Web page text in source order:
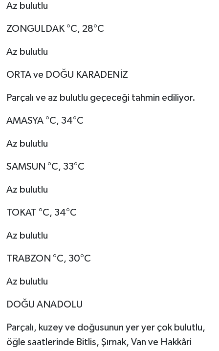
Az bulutlu
ZONGULDAK °C, 28°C
Az bulutlu
ORTA ve DOĞU KARADENİZ
Parçalı ve az bulutlu geçeceği tahmin ediliyor.
AMASYA °C, 34°C
Az bulutlu
SAMSUN °C, 33°C
Az bulutlu
TOKAT °C, 34°C
Az bulutlu
TRABZON °C, 30°C
Az bulutlu
DOĞU ANADOLU
Parçalı, kuzey ve doğusunun yer yer çok bulutlu,
öğle saatlerinde Bitlis, Şırnak, Van ve Hakkâri